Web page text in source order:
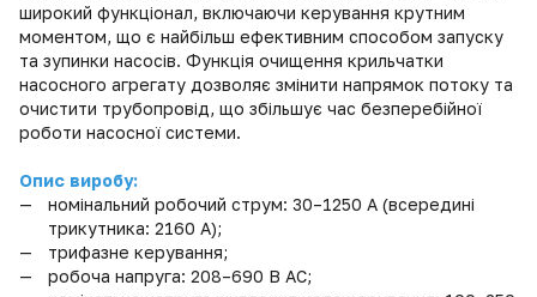
широкий функціонал, включаючи керування крутним
моментом, що є найбільш ефективним способом запуску
та зупинки насосів. Функція очищення крильчатки
насосного агрегату дозволяє змінити напрямок потоку та
очистити трубопровід, що збільшує час безперебійної
роботи насосної системи.
Опис виробу:
номінальний робочий струм: 30–1250 А (всередині
трикутника: 2160 А);
трифазне керування;
робоча напруга: 208–690 В AC;